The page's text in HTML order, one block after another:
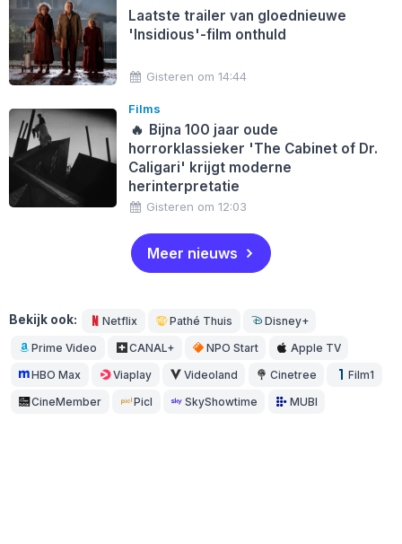
Laatste trailer van gloednieuwe
'Insidious'-film onthuld
Gisteren om 14:44
Films
🔥 Bijna 100 jaar oude
horrorklassieker 'The Cabinet of Dr.
Caligari' krijgt moderne
herinterpretatie
Gisteren om 12:03
Meer nieuws
Bekijk ook: Netflix Pathé Thuis Disney+
Prime Video CANAL+ NPO Start Apple TV
HBO Max Viaplay Videoland Cinetree Film1
CineMember Picl SkyShowtime MUBI